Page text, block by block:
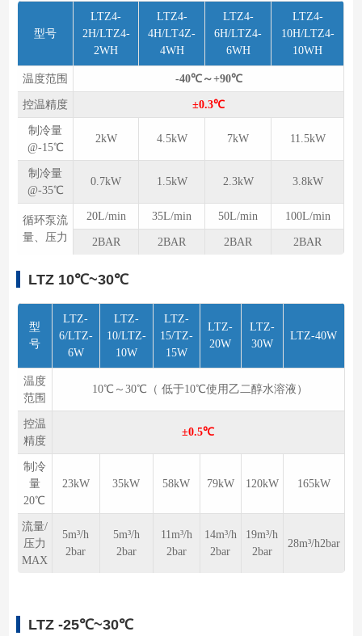
型号
LTZ4-
2H/LTZ4-
2WH
LTZ4-
4H/LT4Z-
4WH
LTZ4-
6H/LTZ4-
6WH
LTZ4-
10H/LTZ4-
10WH
温度范围 -40℃～+90℃
控温精度 ±0.3℃
制冷量
@-15℃
2kW 4.5kW 7kW 11.5kW
制冷量
@-35℃
0.7kW 1.5kW 2.3kW 3.8kW
循环泵流
量、压力
20L/min 35L/min 50L/min 100L/min
2BAR 2BAR 2BAR 2BAR
LTZ 10℃~30℃
型
号
LTZ-
6/LTZ-
6W
LTZ-
10/LTZ-
10W
LTZ-
15/TZ-
15W
LTZ-
20W
LTZ-
30W
LTZ-40W
温度
范围
10℃～30℃（ 低于10℃使用乙二醇水溶液）
控温
精度
±0.5℃
制冷
量
20℃
23kW 35kW 58kW 79kW 120kW 165kW
流量/
压力
MAX
5m³/h
2bar
5m³/h
2bar
11m³/h
2bar
14m³/h
2bar
19m³/h
2bar
28m³/h2bar
LTZ -25℃~30℃